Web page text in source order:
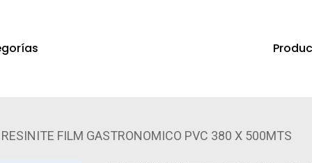
RESINITE FILM GASTRONOMICO PVC 380 X 500MTS